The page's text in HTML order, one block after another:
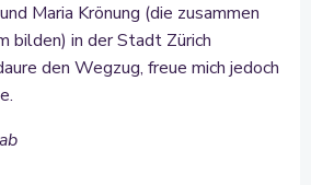
Maria Krönung (die zusammen
bilden) in der Stadt Zürich
den Wegzug, freue mich jedoch